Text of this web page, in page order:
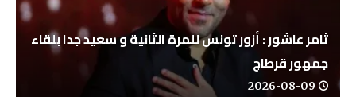
ثامر عاشور : أزور تونس للمرة الثانية و سعيد جدا بلقاء
جمهور قرطاج
2026-08-09